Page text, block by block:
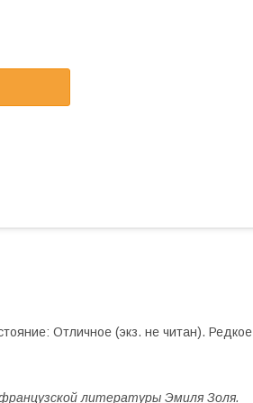
Отличное (экз. не читан). Редкое
литературы Эмиля Золя.